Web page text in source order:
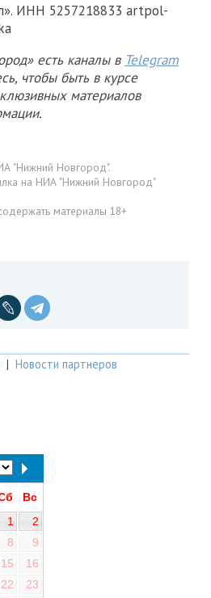
ИНН 5257218833 artpol-
есть каналы в Telegram
чтобы быть в курсе
материалов
"Нижний Новгород".
на НИА "Нижний Новгород"
материалы 18+
| Новости партнеров
Вс
1
2
8
9
15
16
22
23